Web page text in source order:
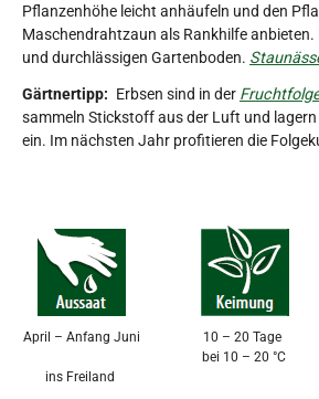
Pflanzenhöhe leicht anhäufeln und den
Maschendrahtzaun als Rankhilfe anbieten.
und durchlässigen Gartenboden.
Gärtnertipp: Erbsen sind in der
sammeln Stickstoff aus der Luft und
ein. Im nächsten Jahr profitieren die
April – Anfang Juni
ins Freiland
10 – 20 Tage
bei 10 – 20 °C